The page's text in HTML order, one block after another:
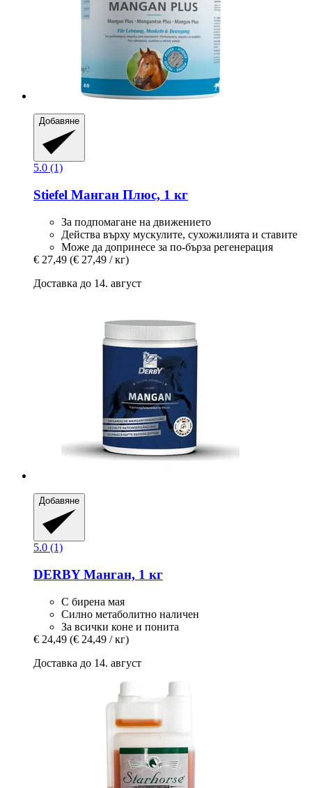
Добавяне
5.0 (1)
Stiefel Манган Плюс, 1 кг
За подпомагане на движението
Действа върху мускулите, сухожилията и ставите
Може да допринесе за по-бърза регенерация
€ 27,49 (€ 27,49 / кг)
Доставка до 14. август
Добавяне
5.0 (1)
DERBYМанган, 1 кг
С бирена мая
Силно метаболитно наличен
За всички коне и понита
€ 24,49 (€ 24,49 / кг)
Доставка до 14. август